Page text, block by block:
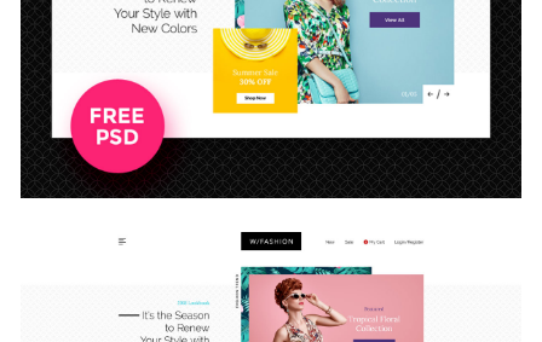
房地产APP用户界面设计素材
2024-11-14
共享滑板app ui设计 .xd素材 2021-11-19
Nagency-数字代理网站模板UI设计素材 2024-12-04
Job Finder求职招聘app用户界面Figma素材